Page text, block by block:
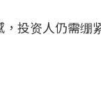
投资人仍需绷